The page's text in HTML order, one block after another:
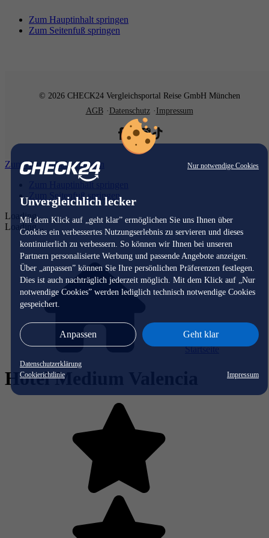
Nur notwendige Cookies
Unvergleichlich lecker
Mit dem Klick auf „geht klar” ermöglichen Sie uns Ihnen über
Cookies ein verbessertes Nutzungserlebnis zu servieren und dieses
kontinuierlich zu verbessern. So können wir Ihnen bei unseren
Partnern personalisierte Werbung und passende Angebote anzeigen.
Über „anpassen” können Sie Ihre persönlichen Präferenzen festlegen.
Dies ist auch nachträglich jederzeit möglich. Mit dem Klick auf „Nur
notwendige Cookies” werden lediglich technisch notwendige Cookies
gespeichert.
Anpassen Geht klar
Datenschutzerklärung
Cookierichtlinie
Impressum
Zum Hauptinhalt springen
Zum Seitenfuß springen
© 2026 CHECK24 Vergleichsportal Reise GmbH München
AGB
Datenschutz Impressum
Zum Hauptinhalt springen
Zum Hauptinhalt springen
Zum Seitenfuß springen
Loading...
Loading...
Startseite
Hotel Medium Valencia